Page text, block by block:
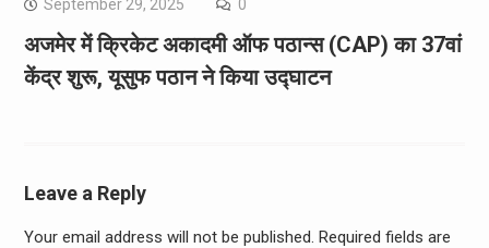
September 29, 2025 0
अजमेर में क्रिकेट अकादमी ऑफ पठान्स (CAP) का 37वां
केंद्र शुरू, यूसुफ पठान ने किया उद्घाटन
Leave a Reply
Your email address will not be published. Required fields are